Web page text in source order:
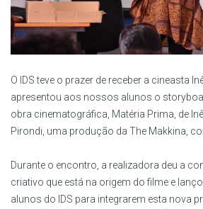
O IDS teve o prazer de receber a cineasta
apresentou aos nossos alunos o
obra cinematográfica, Matéria Prima, de
Pirondi, uma produção da The Makkina,
Durante o encontro, a realizadora deu a
criativo que está na origem do filme e
alunos do IDS para integrarem esta nova